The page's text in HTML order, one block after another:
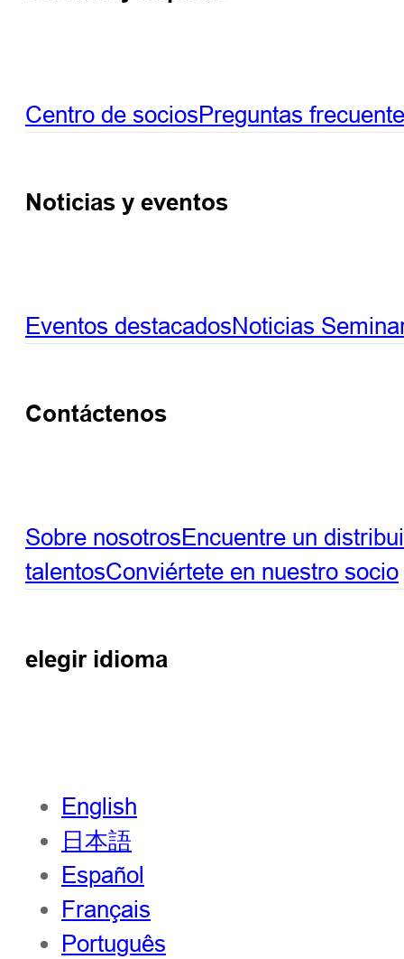
Centro de sociosPreguntas
Noticias y eventos
Eventos destacadosNoticias
Contáctenos
Sobre nosotrosEncuentre un
talentosConviértete en nuestro socio
elegir idioma
English
日本語
Español
Français
Português